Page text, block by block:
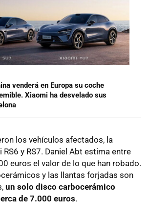
venderá en Europa su coche
Xiaomi ha desvelado sus
los vehículos afectados, la
y RS7. Daniel Abt estima entre
euros el valor de lo que han robado.
y las llantas forjadas son
un solo disco carbocerámico
de 7.000 euros.